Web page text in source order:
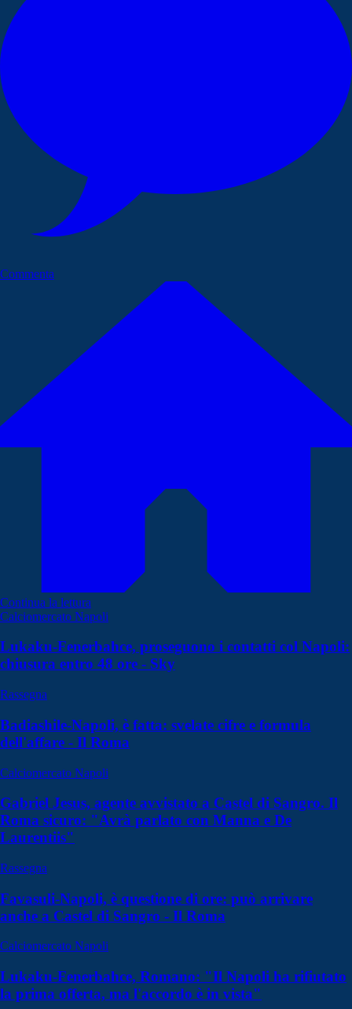
Commenta
Continua la lettura
Calciomercato Napoli
Lukaku-Fenerbahce, proseguono i contatti col Napoli:
chiusura entro 48 ore - Sky
Rassegna
Badiashile-Napoli, è fatta: svelate cifre e formula
dell'affare - Il Roma
Calciomercato Napoli
Gabriel Jesus, agente avvistato a Castel di Sangro. Il
Roma sicuro: "Avrà parlato con Manna e De
Laurentiis"
Rassegna
Favasuli-Napoli, è questione di ore: può arrivare
anche a Castel di Sangro - Il Roma
Calciomercato Napoli
Lukaku-Fenerbahce, Romano: "Il Napoli ha rifiutato
la prima offerta, ma l'accordo è in vista"